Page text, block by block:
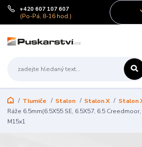
+420 607 107 607
(Po-Pá, 8-16 hod.)
Tlumiče Stalon Stalon X Stalon
Ráže 6.5mm(6.5X55 SE, 6.5X57, 6.5
M15x1